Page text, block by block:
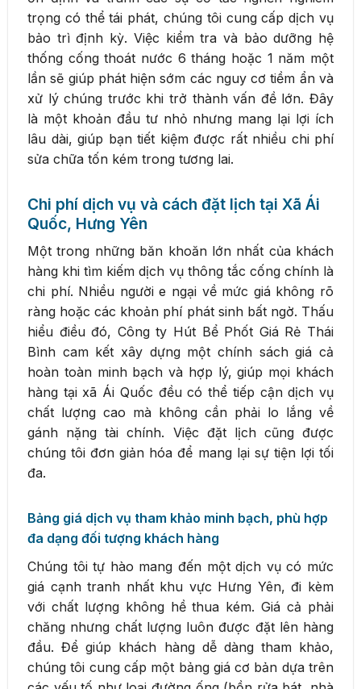
trọng có thể tái phát, chúng tôi cung cấp dịch vụ
bảo trì định kỳ. Việc kiểm tra và bảo dưỡng hệ
thống cống thoát nước 6 tháng hoặc 1 năm một
lần sẽ giúp phát hiện sớm các nguy cơ tiềm ẩn và
xử lý chúng trước khi trở thành vấn đề lớn. Đây
là một khoản đầu tư nhỏ nhưng mang lại lợi ích
lâu dài, giúp bạn tiết kiệm được rất nhiều chi phí
sửa chữa tốn kém trong tương lai.
Chi phí dịch vụ và cách đặt lịch tại Xã Ái
Quốc, Hưng Yên
Một trong những băn khoăn lớn nhất của khách
hàng khi tìm kiếm dịch vụ thông tắc cống chính là
chi phí. Nhiều người e ngại về mức giá không rõ
ràng hoặc các khoản phí phát sinh bất ngờ. Thấu
hiểu điều đó, Công ty Hút Bể Phốt Giá Rẻ Thái
Bình cam kết xây dựng một chính sách giá cả
hoàn toàn minh bạch và hợp lý, giúp mọi khách
hàng tại xã Ái Quốc đều có thể tiếp cận dịch vụ
chất lượng cao mà không cần phải lo lắng về
gánh nặng tài chính. Việc đặt lịch cũng được
chúng tôi đơn giản hóa để mang lại sự tiện lợi tối
đa.
Bảng giá dịch vụ tham khảo minh bạch, phù hợp
đa dạng đối tượng khách hàng
Chúng tôi tự hào mang đến một dịch vụ có mức
giá cạnh tranh nhất khu vực Hưng Yên, đi kèm
với chất lượng không hề thua kém. Giá cả phải
chăng nhưng chất lượng luôn được đặt lên hàng
đầu. Để giúp khách hàng dễ dàng tham khảo,
chúng tôi cung cấp một bảng giá cơ bản dựa trên